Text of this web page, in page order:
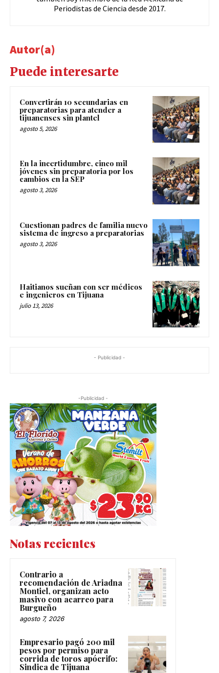
Periodistas de Ciencia desde 2017.
Autor(a)
Puede interesarte
Convertirán 10 secundarias en
preparatorias para atender a
tijuanenses sin plantel
agosto 5, 2026
En la incertidumbre, cinco mil
jóvenes sin preparatoria por los
cambios en la SEP
agosto 3, 2026
Cuestionan padres de familia nuevo
sistema de ingreso a preparatorias
agosto 3, 2026
Haitianos sueñan con ser médicos
e ingenieros en Tijuana
julio 13, 2026
- Publicidad -
-Publicidad -
Notas recientes
Contrario a
recomendación de Ariadna
Montiel, organizan acto
masivo con acarreo para
Burgueño
agosto 7, 2026
Empresario pagó 200 mil
pesos por permiso para
corrida de toros apócrifo:
Sindica de Tijuana